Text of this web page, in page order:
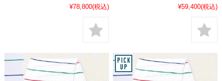
¥78,800(税込) ¥59,400(税込)